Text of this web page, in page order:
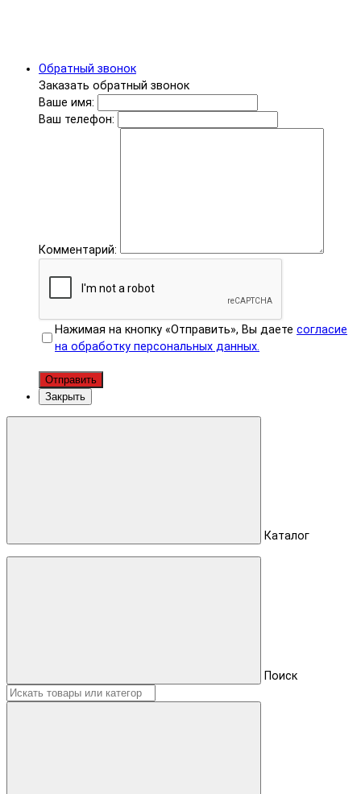
Обратный звонок
Заказать обратный звонок
Ваше имя:
Ваш телефон:
Комментарий:
Нажимая на кнопку «Отправить», Вы даете согласие
на обработку персональных данных.
Отправить
Закрыть
Каталог
Поиск